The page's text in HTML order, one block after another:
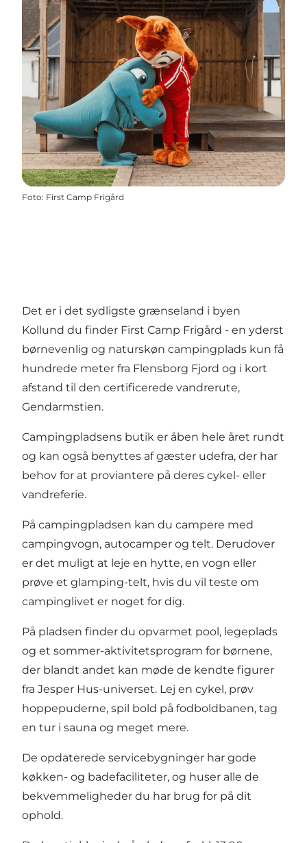
Foto: First Camp Frigård
Det er i det sydligste grænseland i byen
Kollund du finder First Camp Frigård - en yderst
børnevenlig og naturskøn campingplads kun få
hundrede meter fra Flensborg Fjord og i kort
afstand til den certificerede vandrerute,
Gendarmstien.
Campingpladsens butik er åben hele året rundt
og kan også benyttes af gæster udefra, der har
behov for at proviantere på deres cykel- eller
vandreferie.
På campingpladsen kan du campere med
campingvogn, autocamper og telt. Derudover
er det muligt at leje en hytte, en vogn eller
prøve et glamping-telt, hvis du vil teste om
campinglivet er noget for dig.
På pladsen finder du opvarmet pool, legeplads
og et sommer-aktivitetsprogram for børnene,
der blandt andet kan møde de kendte figurer
fra Jesper Hus-universet. Lej en cykel, prøv
hoppepuderne, spil bold på fodboldbanen, tag
en tur i sauna og meget mere.
De opdaterede servicebygninger har gode
køkken- og badefaciliteter, og huser alle de
bekvemmeligheder du har brug for på dit
ophold.